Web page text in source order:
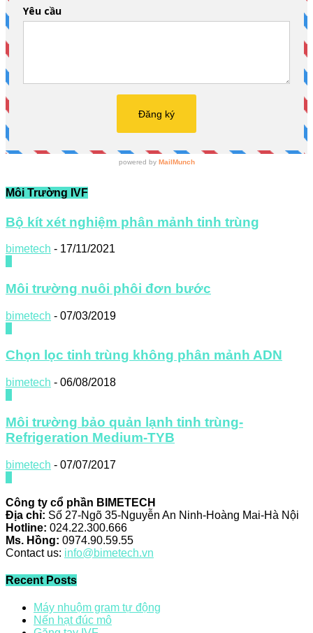
Môi Trường IVF
Bộ kít xét nghiệm phân mảnh tinh trùng
bimetech - 17/11/2021
Môi trường nuôi phôi đơn bước
bimetech - 07/03/2019
Chọn lọc tinh trùng không phân mảnh ADN
bimetech - 06/08/2018
Môi trường bảo quản lạnh tinh trùng-
Refrigeration Medium-TYB
bimetech - 07/07/2017
Công ty cổ phần BIMETECH
Địa chỉ: Số 27-Ngõ 35-Nguyễn An Ninh-Hoàng Mai-Hà Nội
Hotline: 024.22.300.666
Ms. Hồng: 0974.90.59.55
Contact us: info@bimetech.vn
Recent Posts
Máy nhuộm gram tự động
Nến hạt đúc mô